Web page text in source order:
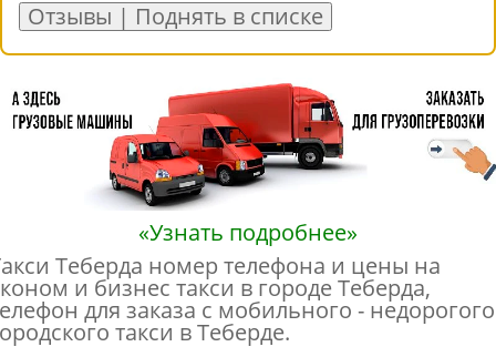
Отзывы | Поднять в списке
«Узнать подробнее»
Теберда номер телефона и цены на
и бизнес такси в городе Теберда,
для заказа с мобильного - недорогого
такси в Теберде.